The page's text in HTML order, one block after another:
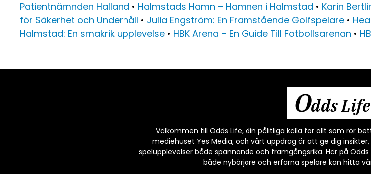
Patientnämnden Halland • Halmstads Hamn – Hamnen i Halmstad • Karin
för Säkerhet och Underhåll • Julia Engström: En Framstående Golfspelare •
Halmstad: En smakrik upplevelse • HBK Arena – En Guide Till Fotbollsarenan •
Odds Life
Välkommen till Odds Life, din pålitliga källa för allt som rör
mediehuset Yes Media, och vårt uppdrag är att ge dig
spelupplevelser både spännande och framgångsrika. Här på
både nybörjare och erfarna spelare kan hitta